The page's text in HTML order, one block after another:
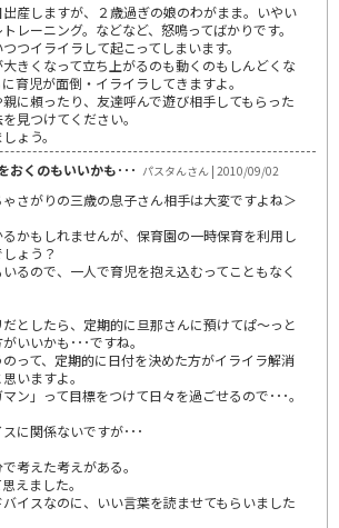
産しますが、２歳過ぎの娘のわがまま。いやい
レーニング。などなど、怒鳴ってばかりです。
つイライラして起こってしまいます。
きくなって立ち上がるのも動くのもしんどくな
育児が面倒・イライラしてきますよ。
に頼ったり、友達呼んで遊び相手してもらった
見つけてください。
ょう。
おくのもいいかも･･･ パスタんさん | 2010/09/02
さがりの三歳の息子さん相手は大変ですよね＞
かもしれませんが、保育園の一時保育を利用し
ょう？
るので、一人で育児を抱え込むってこともなく
としたら、定期的に旦那さんに預けてぱ～っと
いいかも･･･ですね。
って、定期的に日付を決めた方がイライラ解消
いますよ。
ン」って目標をつけて日々を過ごせるので･･･。
に関係ないですが･･･
考えた考えがある。
えました。
イスなのに、いい言葉を読ませてもらいました